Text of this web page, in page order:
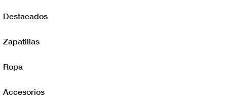
Destacados
Zapatillas
Ropa
Accesorios